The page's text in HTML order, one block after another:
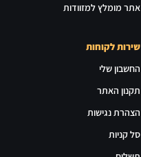
אתר מומלץ למזוודות
שירות לקוחות
החשבון שלי
תקנון האתר
הצהרת נגישות
סל קניות